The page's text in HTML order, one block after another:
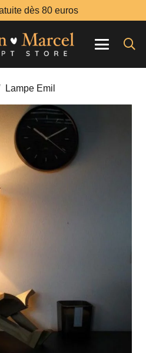
dès 80 euros
Lampe Emil